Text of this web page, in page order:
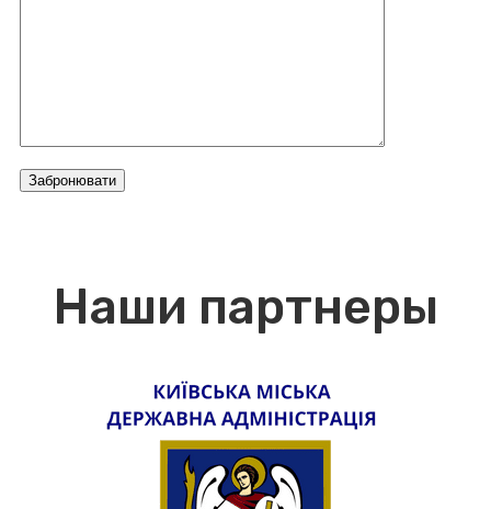
Забронювати
Наши партнеры